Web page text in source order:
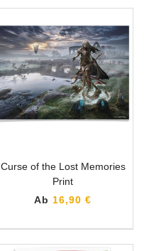
Curse of the Lost Memories
Print
Ab 16,90 €